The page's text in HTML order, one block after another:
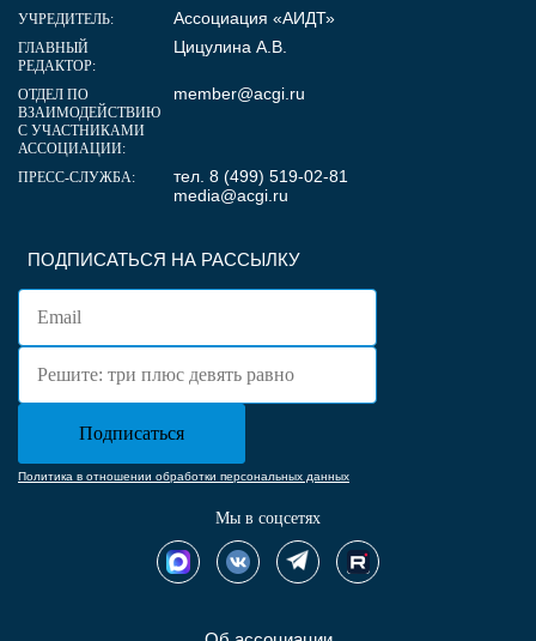
ПОДПИСАТЬСЯ НА РАССЫЛКУ
Политика в отношении обработки персональных данных
Мы в соцсетях
УЧРЕДИТЕЛЬ: Ассоциация «АИДТ»
ГЛАВНЫЙ
РЕДАКТОР:
Цицулина А.В.
ОТДЕЛ ПО
ВЗАИМОДЕЙСТВИЮ
С УЧАСТНИКАМИ
АССОЦИАЦИИ:
member@acgi.ru
ПРЕСС-СЛУЖБА:
тел. 8 (499) 519-02-81
media@acgi.ru